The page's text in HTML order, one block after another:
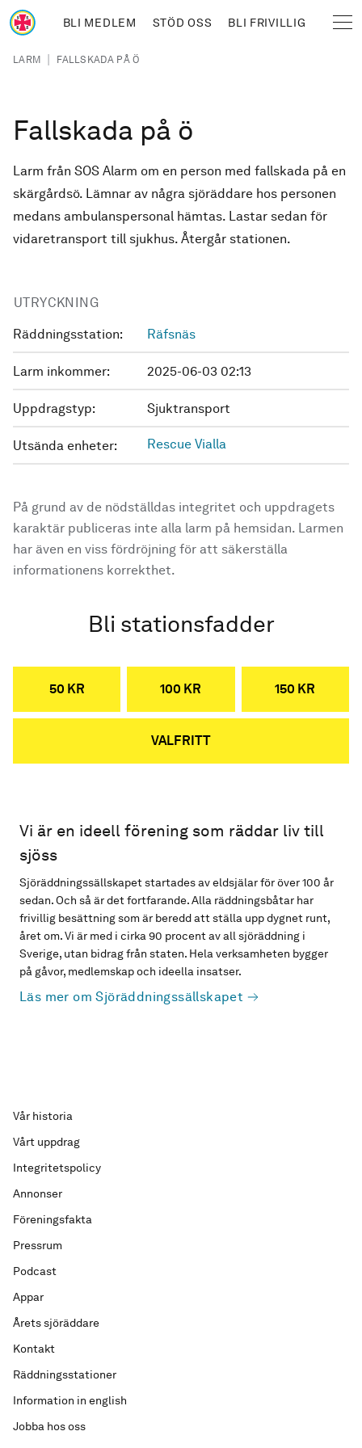
Hoppa till huvudinnehåll
BLI MEDLEM STÖD OSS BLI FRIVILLIG
Länkstig
LARM | FALLSKADA PÅ Ö
Fallskada på ö
Larm från SOS Alarm om en person med fallskada på en
skärgårdsö. Lämnar av några sjöräddare hos personen
medans ambulanspersonal hämtas. Lastar sedan för
vidaretransport till sjukhus. Återgår stationen.
UTRYCKNING
Räddningsstation: Räfsnäs
Larm inkommer: 2025-06-03 02:13
Uppdragstyp: Sjuktransport
Utsända enheter: Rescue Vialla
På grund av de nödställdas integritet och uppdragets
karaktär publiceras inte alla larm på hemsidan. Larmen
har även en viss fördröjning för att säkerställa
informationens korrekthet.
Bli stationsfadder
50 KR 100 KR 150 KR
VALFRITT
Vi är en ideell förening som räddar liv till
sjöss
Sjöräddningssällskapet startades av eldsjälar för över 100 år
sedan. Och så är det fortfarande. Alla räddningsbåtar har
frivillig besättning som är beredd att ställa upp dygnet runt,
året om. Vi är med i cirka 90 procent av all sjöräddning i
Sverige, utan bidrag från staten. Hela verksamheten bygger
på gåvor, medlemskap och ideella insatser.
Läs mer om Sjöräddningssällskapet
Vår historia
Vårt uppdrag
Integritetspolicy
Annonser
Föreningsfakta
Pressrum
Podcast
Appar
Årets sjöräddare
Kontakt
Räddningsstationer
Information in english
Jobba hos oss